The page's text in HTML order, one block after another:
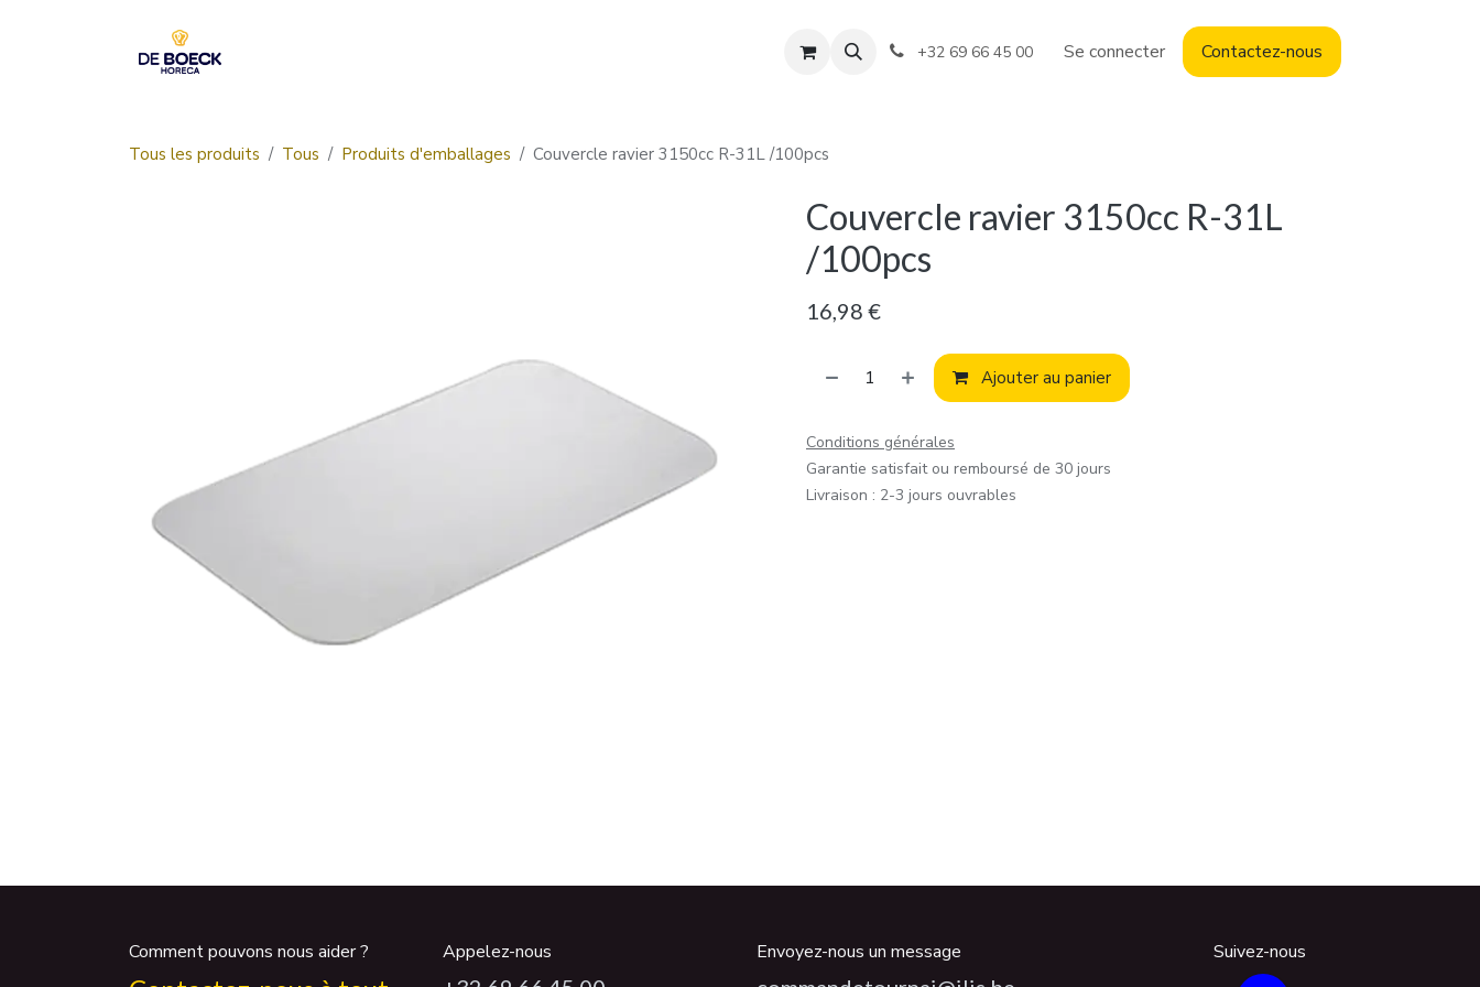
+32 69 66 45 00 Se connecter Contactez-nous
Tous les produits Tous Produits d'emballages Couvercle ravier 3150cc R-31L /100pcs
Couvercle ravier 3150cc R-31L
/100pcs
16,98 €
Ajouter au panier
Conditions générales
Garantie satisfait ou remboursé de 30 jours
Livraison : 2-3 jours ouvrables
Comment pouvons nous aider ? Appelez-nous Envoyez-nous un message Suivez-nous